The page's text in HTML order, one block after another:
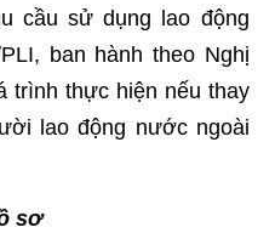
cầu sử dụng lao động
ban hành theo Nghị
trình thực hiện nếu thay
lao động nước ngoài
sơ